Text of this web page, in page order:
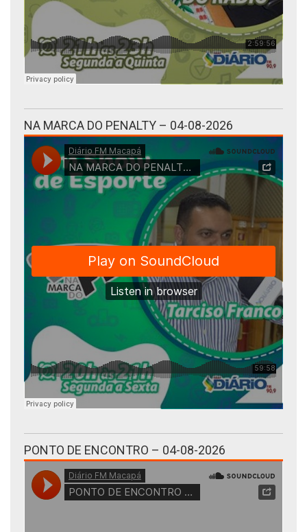
NA MARCA DO PENALTY – 04-08-2026
PONTO DE ENCONTRO – 04-08-2026